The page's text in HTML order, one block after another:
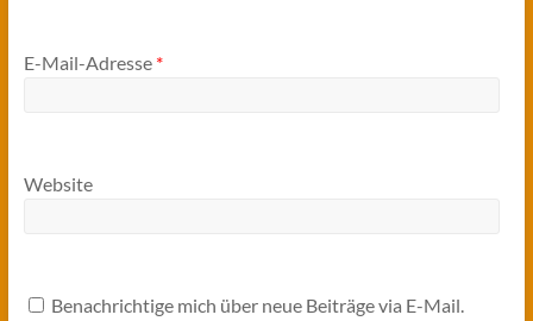
E-Mail-Adresse *
Website
Benachrichtige mich über neue Beiträge via E-Mail.